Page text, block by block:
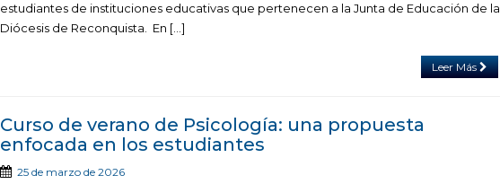
estudiantes de instituciones educativas que pertenecen a la Junta de Educación de la
Diócesis de Reconquista. En […]
Leer Más
Curso de verano de Psicología: una propuesta
enfocada en los estudiantes
25 de marzo de 2026